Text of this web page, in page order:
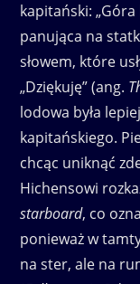
kapitański:
panująca na
słowem, które
„Dziękuję” (ang.
lodowa była
kapitańskiego.
chcąc uniknąć
Hichensowi
starboard, co
ponieważ w
na ster, ale na